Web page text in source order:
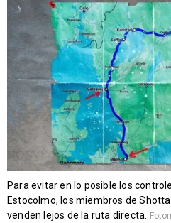
Para evitar en lo posible los
Estocolmo, los miembros de
venden lejos de la ruta directa.